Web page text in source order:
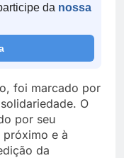
da nossa
foi marcado por
O
por seu
e à
da